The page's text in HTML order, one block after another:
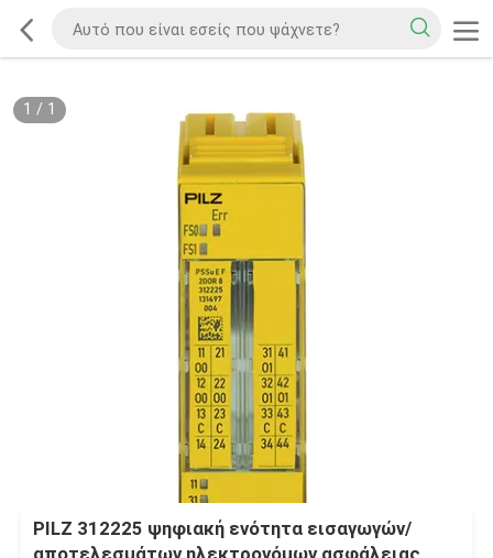
1 / 1
PILZ 312225 ψηφιακή ενότητα εισαγωγών/